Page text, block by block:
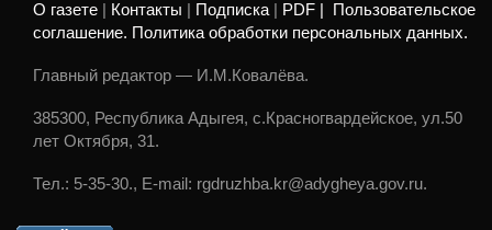
О газете Контакты Подписка| PDF |
Пользовательское
соглашение. Политика обработки персональных данных.
Главный редактор — И.М.Ковалёва.
385300, Республика Адыгея, с.Красногвардейское, ул.50
лет Октября, 31.
Тел.: 5-35-30., E-mail: rgdruzhba.kr@adygheya.gov.ru.